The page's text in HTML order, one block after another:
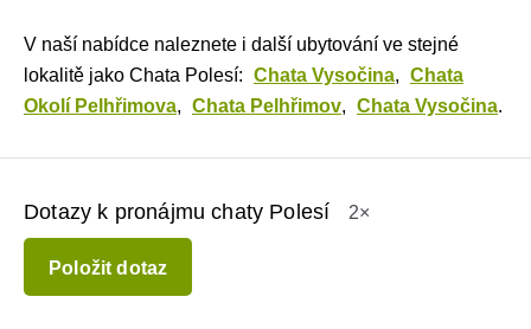
V naší nabídce naleznete i další ubytování ve stejné
lokalitě jako Chata Polesí: Chata Vysočina, Chata
Okolí Pelhřimova, Chata Pelhřimov, Chata Vysočina.
Dotazy k pronájmu chaty Polesí 2×
Položit dotaz